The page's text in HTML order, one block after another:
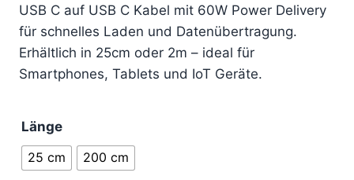
USB C auf USB C Kabel mit 60W Power Delivery
für schnelles Laden und Datenübertragung.
Erhältlich in 25cm oder 2m – ideal für
Smartphones, Tablets und IoT Geräte.
Länge
25 cm
200 cm